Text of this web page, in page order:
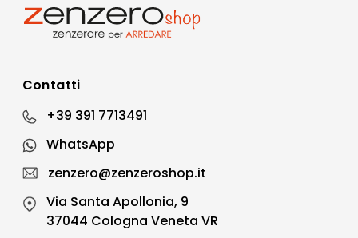
Contatti
+39 391 7713491
WhatsApp
zenzero@zenzeroshop.it
Via Santa Apollonia, 9
37044 Cologna Veneta VR